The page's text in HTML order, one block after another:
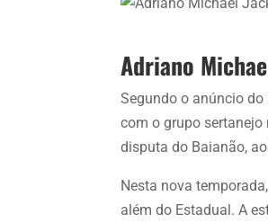
Adriano
Segundo o anúncio
com o grupo sertanejo
disputa do Baianão,
Nesta nova
além do Estadual. A